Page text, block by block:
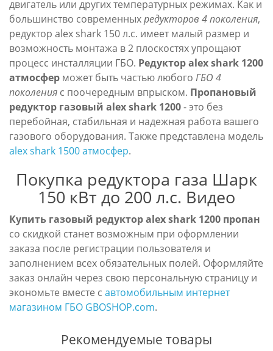
двигатель или других температурных режимах. Как и
большинство современныхредукторов 4 поколения,
редуктор alex shark 150 л.с. имеет малый размер и
возможность монтажа в 2 плоскостях упрощают
процесс инсталляции ГБО. Редуктор alex shark 1200
атмосфер может быть частью любого ГБО 4
поколения с поочередным впрыском. Пропановый
редуктор газовый alex shark 1200- это без
перебойная, стабильная и надежная работа вашего
газового оборудования. Также представлена модель
alex shark 1500 атмосфер.
Покупка редуктора газа Шарк
150 кВт до 200 л.с. Видео
Купить газовый редуктор alex shark 1200 пропан
со скидкой станет возможным при оформлении
заказа после регистрации пользователя и
заполнением всех обязательных полей. Оформляйте
заказ онлайн через свою персональную страницу и
экономьте вместе с автомобильным интернет
магазином ГБО GBOSHOP.com.
Рекомендуемые товары